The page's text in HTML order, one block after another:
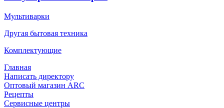
Мультиварки
Другая бытовая техника
Комплектующие
Главная
Написать директору
Оптовый магазин ARC
Рецепты
Сервисные центры